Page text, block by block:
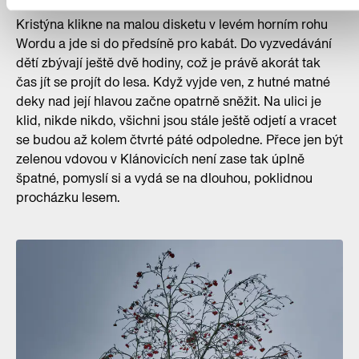
Kristýna klikne na malou disketu v levém horním rohu
Wordu a jde si do předsíně pro kabát. Do vyzvedávání
dětí zbývají ještě dvě hodiny, což je právě akorát tak
čas jít se projít do lesa. Když vyjde ven, z hutné matné
deky nad její hlavou začne opatrně sněžit. Na ulici je
klid, nikde nikdo, všichni jsou stále ještě odjetí a vracet
se budou až kolem čtvrté páté odpoledne. Přece jen být
zelenou vdovou v Klánovicích není zase tak úplně
špatné, pomyslí si a vydá se na dlouhou, poklidnou
procházku lesem.